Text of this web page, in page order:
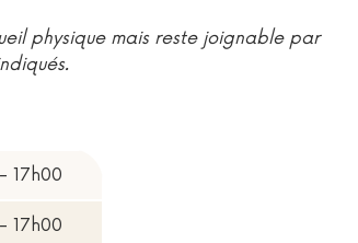
physique mais reste joignable par
17h00
17h00